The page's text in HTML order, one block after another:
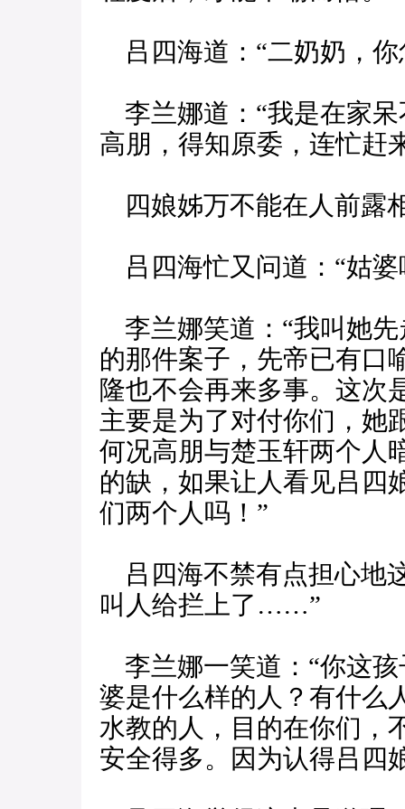
吕四海道：“二奶奶，你
李兰娜道：“我是在家
高朋，得知原委，连忙赶
四娘姊万不能在人前露
吕四海忙又问道：“姑婆
李兰娜笑道：“我叫她
的那件案子，先帝已有口
隆也不会再来多事。这次
主要是为了对付你们，她
何况高朋与楚玉轩两个人
的缺，如果让人看见吕四
们两个人吗！”
吕四海不禁有点担心地
叫人给拦上了……”
李兰娜一笑道：“你这
婆是什么样的人？有什么
水教的人，目的在你们，
安全得多。因为认得吕四